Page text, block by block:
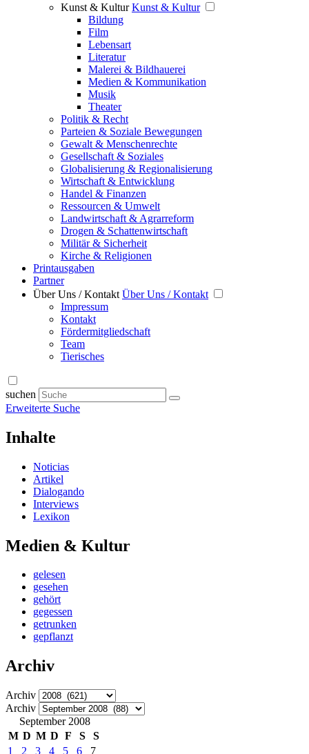
Kunst & Kultur Kunst & Kultur
Bildung
Film
Lebensart
Literatur
Malerei & Bildhauerei
Medien & Kommunikation
Musik
Theater
Politik & Recht
Parteien & Soziale Bewegungen
Gewalt & Menschenrechte
Gesellschaft & Soziales
Globalisierung & Regionalisierung
Wirtschaft & Entwicklung
Handel & Finanzen
Ressourcen & Umwelt
Landwirtschaft & Agrarreform
Drogen & Schattenwirtschaft
Militär & Sicherheit
Kirche & Religionen
Printausgaben
Partner
Über Uns / Kontakt Über Uns / Kontakt
Impressum
Kontakt
Fördermitgliedschaft
Team
Tierisches
suchen
Erweiterte Suche
Inhalte
Noticias
Artikel
Dialogando
Interviews
Lexikon
Medien & Kultur
gelesen
gesehen
gehört
gegessen
getrunken
gepflanzt
Archiv
Archiv
Archiv
September 2008
M D M D F S
S
1
2 3 4 5 6 7